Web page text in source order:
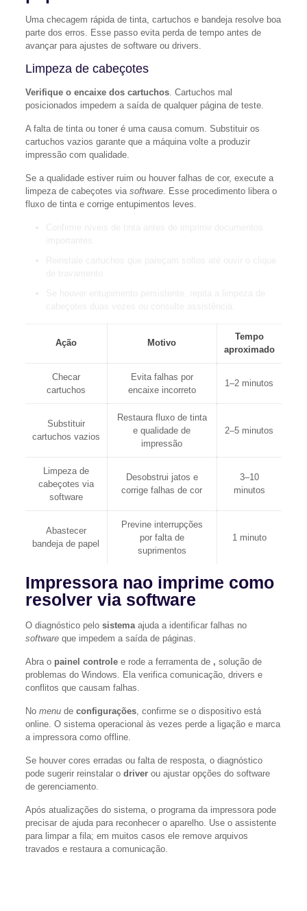
Uma checagem rápida de tinta, cartuchos e bandeja resolve boa
parte dos erros. Esse passo evita perda de tempo antes de
avançar para ajustes de software ou drivers.
Limpeza de cabeçotes
Verifique o encaixe dos cartuchos. Cartuchos mal
posicionados impedem a saída de qualquer página de teste.
A falta de tinta ou toner é uma causa comum. Substituir os
cartuchos vazios garante que a máquina volte a produzir
impressão com qualidade.
Se a qualidade estiver ruim ou houver falhas de cor, execute a
limpeza de cabeçotes via software. Esse procedimento libera o
fluxo de tinta e corrige entupimentos leves.
Ação Motivo
Tempo
aproximado
Checar
cartuchos
Evita falhas por
encaixe incorreto
1–2 minutos
Substituir
cartuchos vazios
Restaura fluxo de tinta
e qualidade de
impressão
2–5 minutos
Limpeza de
cabeçotes via
software
Desobstrui jatos e
corrige falhas de cor
3–10
minutos
Abastecer
bandeja de papel
Previne interrupções
por falta de
suprimentos
1 minuto
Impressora nao imprime como
resolver via software
O diagnóstico pelo sistemaajuda a identificar falhas no
softwareque impedem a saída de páginas.
Abra o painel controlee rode a ferramenta de , solução de
problemas do Windows. Ela verifica comunicação, drivers e
conflitos que causam falhas.
No menude configurações, confirme se o dispositivo está
online. O sistema operacional às vezes perde a ligação e marca
a impressora como offline.
Se houver cores erradas ou falta de resposta, o diagnóstico
pode sugerir reinstalar o driverou ajustar opções do software
de gerenciamento.
Após atualizações do sistema, o programa da impressora pode
precisar de ajuda para reconhecer o aparelho. Use o assistente
para limpar a fila; em muitos casos ele remove arquivos
travados e restaura a comunicação.